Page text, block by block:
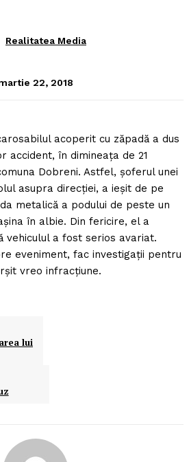
Realitatea Media
22, 2018
acoperit cu zăpadă a dus
accident, în dimineaţa de 21
Dobreni. Astfel, şoferul unei
asupra direcţiei, a ieşit de pe
metalică a podului de peste un
în albie. Din fericire, el a
vehiculul a fost serios avariat.
eveniment, fac investigaţii pentru
vreo infracţiune.
lui